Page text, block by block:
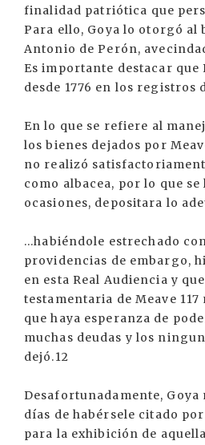
finalidad patriótica que
Para ello, Goya lo otorgó al
Antonio de Perón,
Es importante destacar
desde 1776 en los registros
En lo que se refiere al
los bienes dejados por
no realizó
como albacea, por lo que
ocasiones, depositara lo
...habiéndole estrechado
providencias de embargo,
en esta Real Audiencia y
testamentaria de Meave 117
que haya esperanza de
muchas deudas y los
dejó.12
Desafortunadamente, Goya
días de habérsele citado
para la exhibición de